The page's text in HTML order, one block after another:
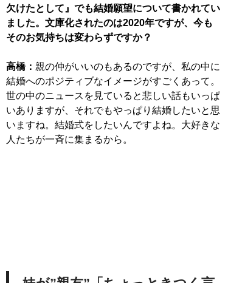
欠けたとして』でも結婚願望について書かれてい
ました。文庫化されたのは2020年ですが、今も
そのお気持ちは変わらずですか？
高橋： 親の仲がいいのもあるのですが、私の中に
結婚へのポジティブなイメージがすごくあって。
世の中のニュースを見ていると悲しい話もいっぱ
いありますが、それでもやっぱり結婚したいと思
いますね。結婚式をしたいんですよね。大好きな
人たちが一斉に集まるから。